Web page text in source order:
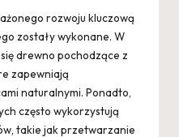
rozwoju kluczową
zostały wykonane. W
drewno pochodzące z
zapewniają
naturalnymi. Ponadto,
często wykorzystują
takie jak przetwarzanie